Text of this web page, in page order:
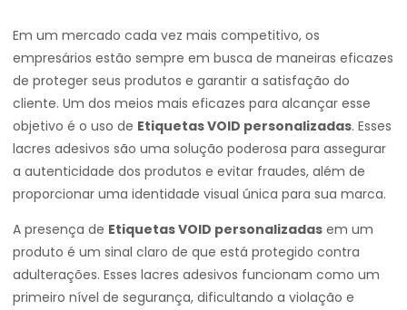
Em um mercado cada vez mais competitivo, os
empresários estão sempre em busca de maneiras eficazes
de proteger seus produtos e garantir a satisfação do
cliente. Um dos meios mais eficazes para alcançar esse
objetivo é o uso de Etiquetas VOID personalizadas. Esses
lacres adesivos são uma solução poderosa para assegurar
a autenticidade dos produtos e evitar fraudes, além de
proporcionar uma identidade visual única para sua marca.
A presença de Etiquetas VOID personalizadas em um
produto é um sinal claro de que está protegido contra
adulterações. Esses lacres adesivos funcionam como um
primeiro nível de segurança, dificultando a violação e